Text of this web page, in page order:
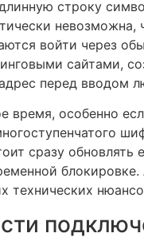
строку
войти через
сайтами,
перед вводом
время, особенно
сразу
технических